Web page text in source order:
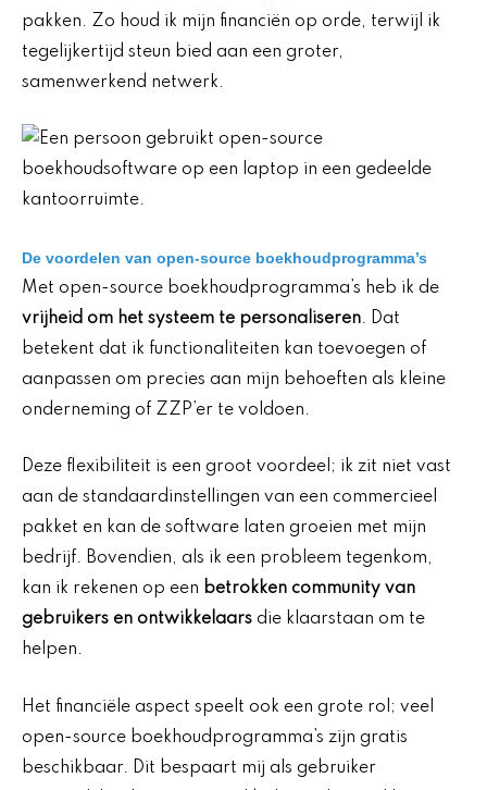
pakken. Zo houd ik mijn financiën op orde, terwijl ik
tegelijkertijd steun bied aan een groter,
samenwerkend netwerk.
De voordelen van open-source boekhoudprogramma’s
Met open-source boekhoudprogramma’s heb ik de
vrijheid om het systeem te personaliseren. Dat
betekent dat ik functionaliteiten kan toevoegen of
aanpassen om precies aan mijn behoeften als kleine
onderneming of ZZP’er te voldoen.
Deze flexibiliteit is een groot voordeel; ik zit niet vast
aan de standaardinstellingen van een commercieel
pakket en kan de software laten groeien met mijn
bedrijf. Bovendien, als ik een probleem tegenkom,
kan ik rekenen op een betrokken community van
gebruikers en ontwikkelaars die klaarstaan om te
helpen.
Het financiële aspect speelt ook een grote rol; veel
open-source boekhoudprogramma’s zijn gratis
beschikbaar. Dit bespaart mij als gebruiker